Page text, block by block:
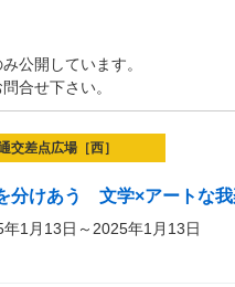
公開しています。
合せ下さい。
交差点広場［西］
分けあう 文学×アートな
年1月13日～2025年1月13日